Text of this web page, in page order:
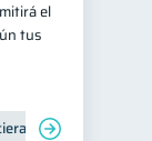
el
tus